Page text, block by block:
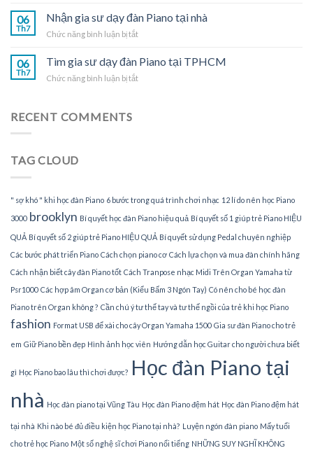
Piano
TPHCM
gia
sư
dạy
Piano
gia
06
Th7
Nhận gia sư dạy đàn Piano tại nhà
Chức năng bình luận bị tắtở
gia
sư
dạy
06
Th7
Tìm gia sư dạy đàn Piano tại TPHCM
Chức năng bình luận bị tắtở
RECENT COMMENTS
TAG CLOUD
" sợ khó " khi học đàn Piano 6 bước trong quá trình chơi nhạc 12 lí do nên học Piano
3000 brooklyn Bí quyết học đàn Piano hiệu quả Bí quyết số 1 giúp trẻ Piano HIỆU
QUẢ Bí quyết số 2 giúp trẻ Piano HIỆU QUẢ Bí quyết sử dụng Pedal chuyên nghiệp
Các bước phát triển Piano Cách chọn piano cơ Cách lựa chọn và mua đàn chính hãng
Cách nhận biết cây đàn Piano tốt Cách Tranpose nhạc Midi Trên Organ Yamaha từ
Psr1000 Các hợp âm Organ cơ bản (Kiểu Bấm 3 Ngón Tay) Có nên cho bé học đàn
Piano trên Organ không ? Cần chú ý tư thế tay và tư thế ngồi của trẻ khi học Piano
fashion Format USB để xài cho cây Organ Yamaha 1500 Gia sư đàn Piano cho trẻ
em Giữ Piano bền đẹp Hình ảnh học viên Hướng dẫn học Guitar cho người chưa biết
gì Học Piano bao lâu thì chơi được? Học đàn Piano tại
nhà Học đàn piano tại Vũng Tàu Học đàn Piano đệm hát Học đàn Piano đệm hát
tại nhà Khi nào bé đủ điều kiện học Piano tại nhà? Luyện ngón đàn piano Mấy tuổi
cho trẻ học Piano Một số nghệ sĩ chơi Piano nổi tiếng NHỮNG SUY NGHĨ KHÔNG